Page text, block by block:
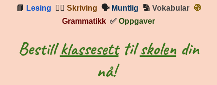
📘 Lesing ✍🏼 Skriving 🗣 Muntlig 🔡 Vokabular
🧭
Grammatikk ✅ Oppgaver
Bestillklassesetttilskolendin
nå!